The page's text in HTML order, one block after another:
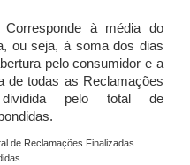
à média do
ou seja, à soma dos dias
pelo consumidor e a
de todas as Reclamações
dividida pelo total de
de Reclamações Finalizadas